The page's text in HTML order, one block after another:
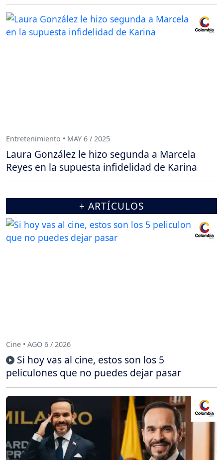
Entretenimiento • MAY 6 / 2025
Laura González le hizo segunda a Marcela
Reyes en la supuesta infidelidad de Karina
+ ARTÍCULOS
Cine • AGO 6 / 2026
Si hoy vas al cine, estos son los 5
peliculones que no puedes dejar pasar